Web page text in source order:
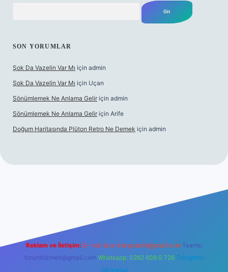
SON YORUMLAR
Şok Da Vazelin Var Mı için admin
Şok Da Vazelin Var Mı için Uçan
Sönümlemek Ne Anlama Gelir için admin
Sönümlemek Ne Anlama Gelir için Arife
Doğum Haritasında Plüton Retro Ne Demek için admin
Reklam ve İletişim: E-mail: backlinkpaneli@gmail.com Teams:
forumhizmeti@gmail.com Whatsapp: 0262 606 0 726 Telegram:
@karabul